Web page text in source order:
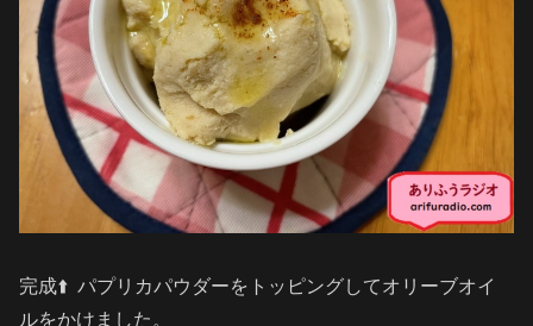
完成⬆️ パプリカパウダーをトッピングしてオリーブオイ
ルをかけました。